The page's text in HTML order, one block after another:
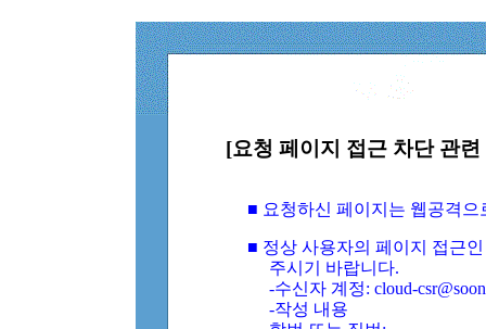
[요청 페이지 접근 차단 관
■ 요청하신 페이지는 웹공격
■ 정상 사용자의 페이지 접근
주시기 바랍니다.
-수신자 계정: cloud-
-작성 내용